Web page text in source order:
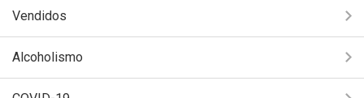
Vendidos
Alcoholismo